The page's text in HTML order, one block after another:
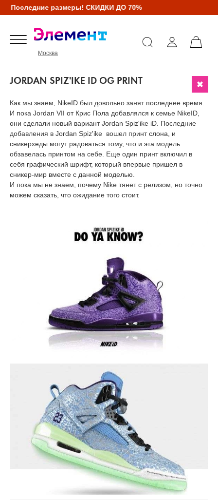
Последние размеры! СКИДКИ ДО 70%
Москва
JORDAN SPIZ'IKE ID OG PRINT
Как мы знаем, NikeID был довольно занят последнее время.
И пока Jordan VII от Крис Пола добавлялся к семье NikeID,
они сделали новый вариант Jordan Spiz'ike iD. Последние
добавления в Jordan Spiz'ike вошел принт слона, и
сникерхеды могут радоваться тому, что и эта модель
обзавелась принтом на себе. Еще один принт включил в
себя графический шрифт, который впервые пришел в
сникер-мир вместе с данной моделью.
И пока мы не знаем, почему Nike тянет с релизом, но точно
можем сказать, что ожидание того стоит.